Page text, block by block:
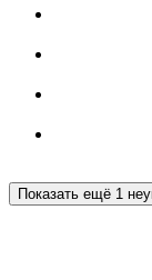
Показать ещё 1